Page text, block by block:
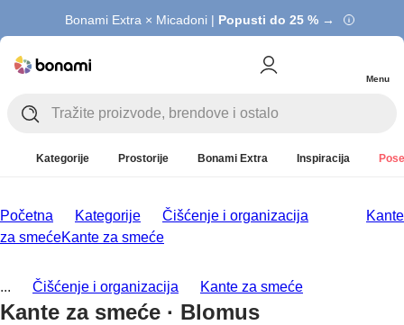
Bonami Extra × Micadoni | Popusti do 25 % →
Menu
Kategorije Prostorije Bonami Extra Inspiracija
Početna Kategorije Čišćenje i organizacija
Kante
za smećeKante za smeće
... Čišćenje i organizacija Kante za smeće
Kante za smeće · Blomus